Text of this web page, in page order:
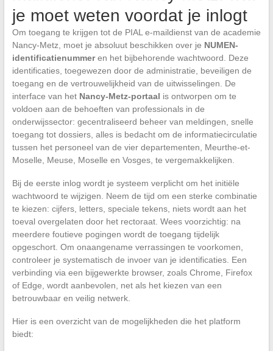
je moet weten voordat je inlogt
Om toegang te krijgen tot de PIAL e-maildienst van de academie
Nancy-Metz, moet je absoluut beschikken over je NUMEN-
identificatienummeren het bijbehorende wachtwoord. Deze
identificaties, toegewezen door de administratie, beveiligen de
toegang en de vertrouwelijkheid van de uitwisselingen. De
interface van het Nancy-Metz-portaal is ontworpen om te
voldoen aan de behoeften van professionals in de
onderwijssector: gecentraliseerd beheer van meldingen, snelle
toegang tot dossiers, alles is bedacht om de informatiecirculatie
tussen het personeel van de vier departementen, Meurthe-et-
Moselle, Meuse, Moselle en Vosges, te vergemakkelijken.
Bij de eerste inlog wordt je systeem verplicht om het initiële
wachtwoord te wijzigen. Neem de tijd om een sterke combinatie
te kiezen: cijfers, letters, speciale tekens, niets wordt aan het
toeval overgelaten door het rectoraat. Wees voorzichtig: na
meerdere foutieve pogingen wordt de toegang tijdelijk
opgeschort. Om onaangename verrassingen te voorkomen,
controleer je systematisch de invoer van je identificaties. Een
verbinding via een bijgewerkte browser, zoals Chrome, Firefox
of Edge, wordt aanbevolen, net als het kiezen van een
betrouwbaar en veilig netwerk.
Hier is een overzicht van de mogelijkheden die het platform
biedt: